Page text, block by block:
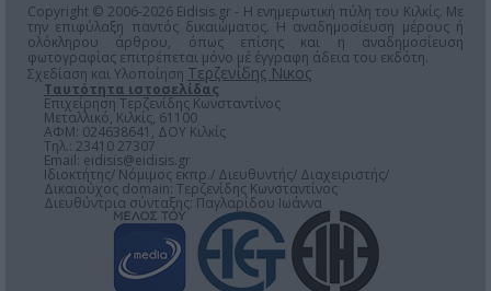
Copyright © 2006-2026 Eidisis.gr - Η ενημερωτική πύλη του Κιλκίς. Με
την επιφύλαξη παντός δικαιώματος. Η αναδημοσίευση μέρους ή
ολόκληρου άρθρου, όπως επίσης και η αναδημοσίευση
φωτογραφίας επιτρέπεται μόνο μέ έγγραφη άδεια του εκδότη.
Σχεδίαση και Υλοποίηση Τερζενίδης Νικος
Ταυτότητα ιστοσελίδας
Επιχείρηση Τερζενίδης Κωνσταντίνος
Μεταλλικό, Κιλκίς, 61100
ΑΦΜ: 024638641, ΔΟΥ Κιλκίς
Τηλ.: 23410 27307
Email: eidisis@eidisis.gr
Ιδιοκτήτης/ Νόμιμος εκπρ./ Διευθυντής/ Διαχειριστής/
Δικαιούχος domain: Τερζενίδης Κωνσταντίνος
Διευθύντρια σύνταξης: Παγλαρίδου Ιωάννα